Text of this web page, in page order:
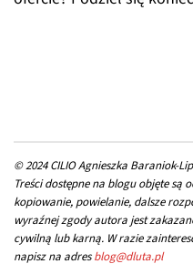
© 2024 CILIO Agnieszka Baraniok-
Treści dostępne na blogu objęte są
kopiowanie, powielanie, dalsze
wyraźnej zgody autora jest
cywilną lub karną. W razie
napisz na adresblog@dluta.pl